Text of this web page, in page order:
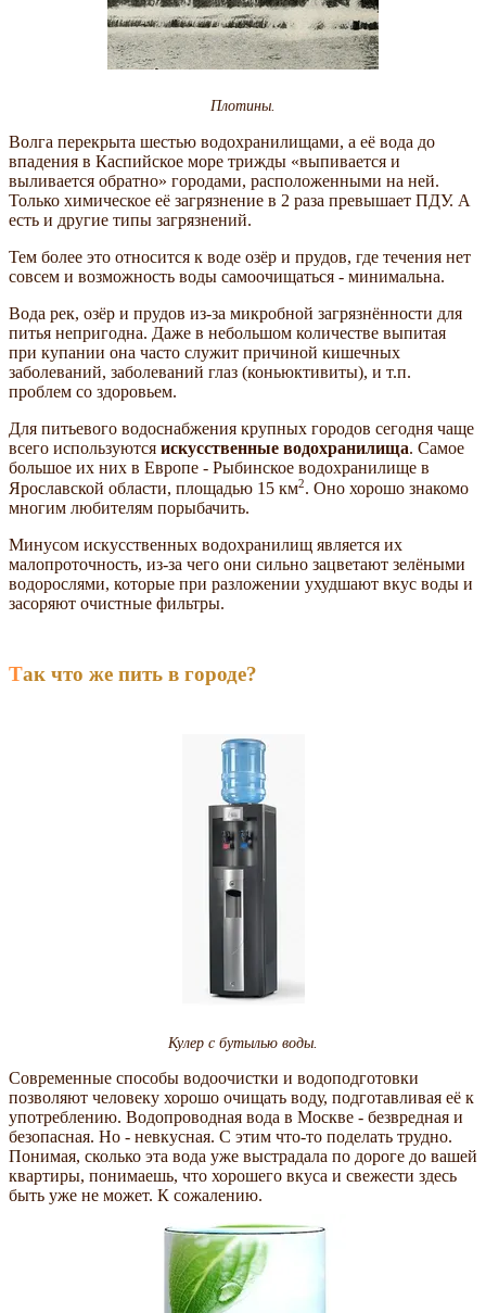
Плотины.
Волга перекрыта шестью водохранилищами, а её вода до
впадения в Каспийское море трижды «выпивается и
выливается обратно» городами, расположенными на ней.
Только химическое её загрязнение в 2 раза превышает ПДУ. А
есть и другие типы загрязнений.
Тем более это относится к воде озёр и прудов, где течения нет
совсем и возможность воды самоочищаться - минимальна.
Вода рек, озёр и прудов из-за микробной загрязнённости для
питья непригодна. Даже в небольшом количестве выпитая
при купании она часто служит причиной кишечных
заболеваний, заболеваний глаз (коньюктивиты), и т.п.
проблем со здоровьем.
Для питьевого водоснабжения крупных городов сегодня чаще
всего используются искусственные водохранилища. Самое
большое их них в Европе - Рыбинское водохранилище в
Ярославской области, площадью 15 км2. Оно хорошо знакомо
многим любителям порыбачить.
Минусом искусственных водохранилищ является их
малопроточность, из-за чего они сильно зацветают зелёными
водорослями, которые при разложении ухудшают вкус воды и
засоряют очистные фильтры.
Так что же пить в городе?
Кулер с бутылью воды.
Современные способы водоочистки и водоподготовки
позволяют человеку хорошо очищать воду, подготавливая её к
употреблению. Водопроводная вода в Москве - безвредная и
безопасная. Но - невкусная. С этим что-то поделать трудно.
Понимая, сколько эта вода уже выстрадала по дороге до вашей
квартиры, понимаешь, что хорошего вкуса и свежести здесь
быть уже не может. К сожалению.